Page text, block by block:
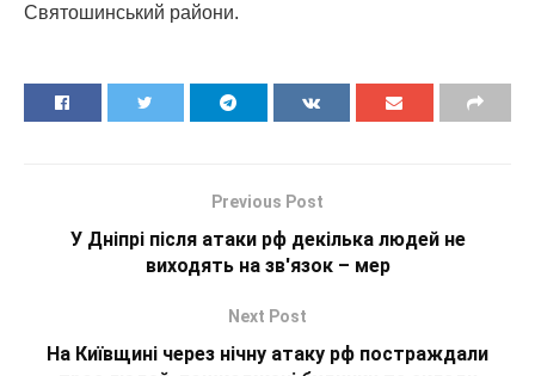
Святошинський райони.
Previous Post
У Дніпрі після атаки рф декілька людей не
виходять на зв'язок – мер
Next Post
На Київщині через нічну атаку рф постраждали